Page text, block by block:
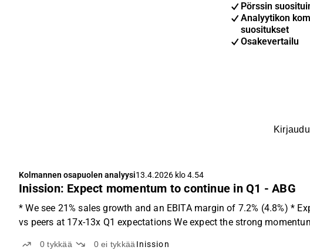
Pörssin
Analyytikon
suositukset
Osakevertailu
Kolmannen osapuolen analyysi13.4.2026 klo 4.54
Inission: Expect momentum to continue in Q1 - ABG
* We see 21% sales growth and an EBITA margin of 7.2% (4.8%) *
vs peers at 17x-13x Q1 expectations We expect the strong
0tykkää 0ei tykkääInission